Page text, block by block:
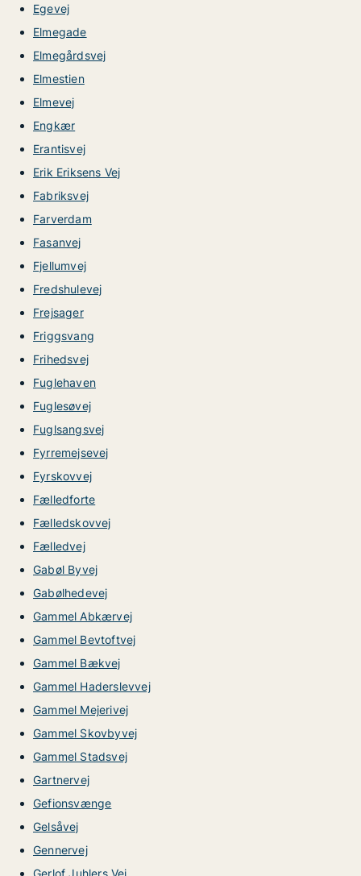
Egevej
Elmegade
Elmegårdsvej
Elmestien
Elmevej
Engkær
Erantisvej
Erik Eriksens Vej
Fabriksvej
Farverdam
Fasanvej
Fjellumvej
Fredshulevej
Frejsager
Friggsvang
Frihedsvej
Fuglehaven
Fuglesøvej
Fuglsangsvej
Fyrremejsevej
Fyrskovvej
Fælledforte
Fælledskovvej
Fælledvej
Gabøl Byvej
Gabølhedevej
Gammel Abkærvej
Gammel Bevtoftvej
Gammel Bækvej
Gammel Haderslevvej
Gammel Mejerivej
Gammel Skovbyvej
Gammel Stadsvej
Gartnervej
Gefionsvænge
Gelsåvej
Gennervej
Gerlof Juhlers Vej